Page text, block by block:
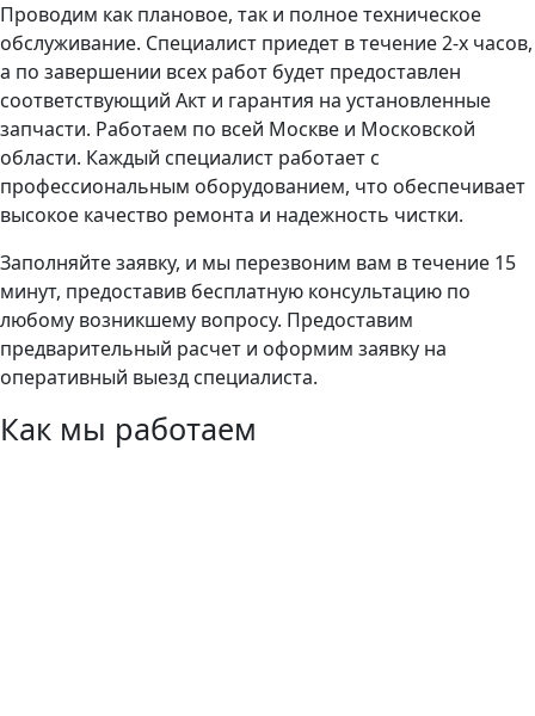
Проводим как плановое, так и полное техническое
обслуживание. Специалист приедет в течение 2-х часов,
а по завершении всех работ будет предоставлен
соответствующий Акт и гарантия на установленные
запчасти. Работаем по всей Москве и Московской
области. Каждый специалист работает с
профессиональным оборудованием, что обеспечивает
высокое качество ремонта и надежность чистки.
Заполняйте заявку, и мы перезвоним вам в течение 15
минут, предоставив бесплатную консультацию по
любому возникшему вопросу. Предоставим
предварительный расчет и оформим заявку на
оперативный выезд специалиста.
Как мы работаем